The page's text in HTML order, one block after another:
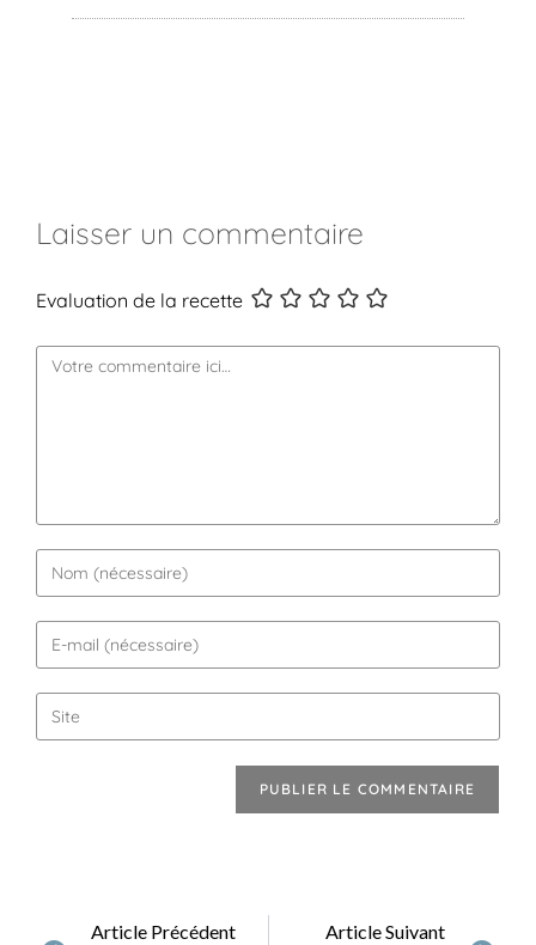
Laisser un commentaire
Evaluation de la recette
Article Précédent Article Suivant